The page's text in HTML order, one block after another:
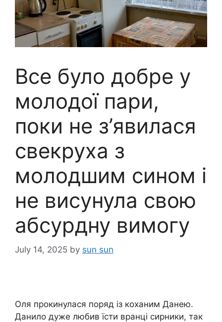
Все було добре у
молодої пари,
поки не з’явилася
свекруха з
молодшим сином і
не висунула свою
абсурдну вимогу
July 14, 2025 by sun sun
Оля прокинулася поряд із коханим Данею.
Данило дуже любив їсти вранці сирники, так